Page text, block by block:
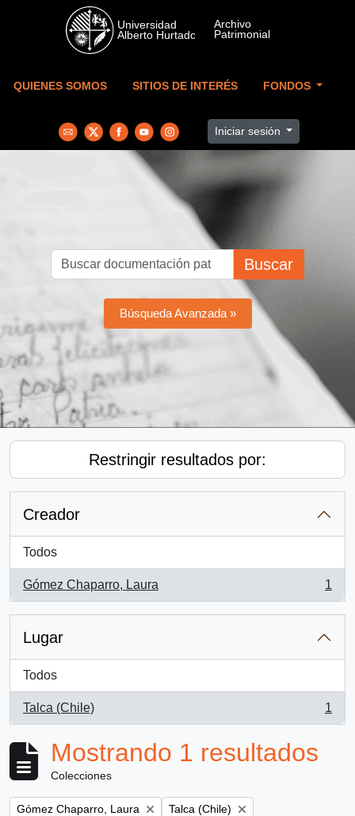
Skip to main content
QUIENES SOMOS SITIOS DE INTERÉS FONDOS
Iniciar sesión
Buscar
Búsqueda Avanzada »
Restringir resultados por:
Creador
Todos
Gómez Chaparro, Laura
, 1 resultados
1
Lugar
Todos
Talca (Chile)
, 1 resultados
1
Mostrando 1 resultados
Colecciones
Remove filter:
Gómez Chaparro, Laura Remove filter:
Talca (Chile)